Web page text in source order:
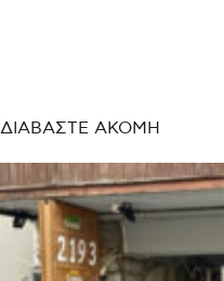
ΔΙΑΒΑΣΤΕ ΑΚΟΜΗ